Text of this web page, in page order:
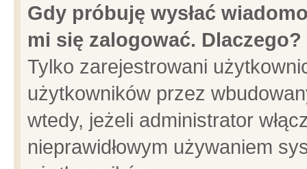
Gdy próbuję wysłać
mi się zalogować. Dlaczego?
Tylko zarejestrowani
użytkowników przez
wtedy, jeżeli administrator
nieprawidłowym używaniem